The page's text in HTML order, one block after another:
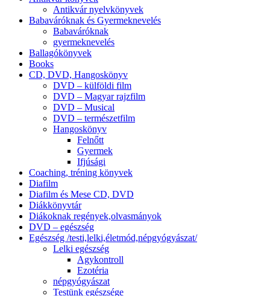
Antikvár nyelvkönyvek
Babaváróknak és Gyermeknevelés
Babaváróknak
gyermeknevelés
Ballagókönyvek
Books
CD, DVD, Hangoskönyv
DVD – külföldi film
DVD – Magyar rajzfilm
DVD – Musical
DVD – természetfilm
Hangoskönyv
Felnőtt
Gyermek
Ifjúsági
Coaching, tréning könyvek
Diafilm
Diafilm és Mese CD, DVD
Diákkönyvtár
Diákoknak regények,olvasmányok
DVD – egészség
Egészség /testi,lelki,életmód,népgyógyászat/
Lelki egészség
Agykontroll
Ezotéria
népgyógyászat
Testünk egészsége